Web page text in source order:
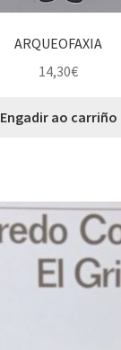
ARQUEOFAXIA
14,30€
Engadir ao carriño